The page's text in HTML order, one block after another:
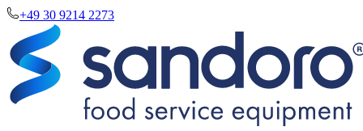
+49 30 9214 2273